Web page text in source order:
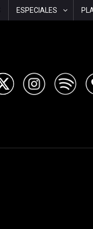
ESPECIALES